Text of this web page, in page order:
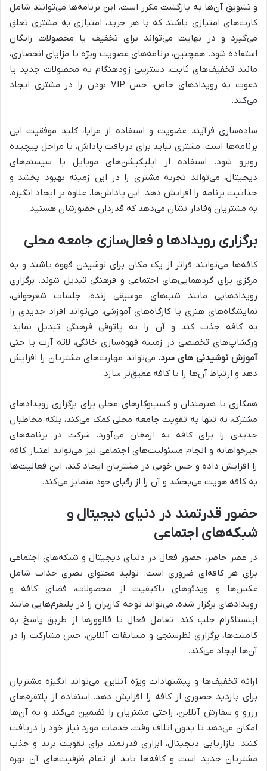
و تشویق آن‌ها به بازگشت مکرر است. این برنامه‌ها می‌توانند شامل
کارت‌های امتیازی باشند که با هر خرید، امتیازی به مشتری تعلق
می‌گیرد و در نهایت می‌تواند برای تخفیف یا محصولات رایگان
استفاده شود. همچنین، برنامه‌های عضویت ویژه با مزایای انحصاری،
مانند تخفیف‌های ثابت، دسترسی زودهنگام به محصولات جدید یا
دعوت به رویدادهای خاص، حس VIP بودن را در مشتری ایجاد
می‌کند.
ساده‌سازی فرآیند عضویت و استفاده از مزایا، کلید موفقیت این
برنامه‌ها است. مشتری نباید برای دریافت پاداش، با مراحل پیچیده
روبرو شود. استفاده از اپلیکیشن‌های موبایل یا سیستم‌های
دیجیتال، می‌تواند تجربه مشتری را در این زمینه بهبود بخشد و
جذابیت برنامه را افزایش دهد. این پاداش‌ها، علاوه بر ایجاد انگیزه،
به مشتریان وفادار نشان می‌دهد که قدردان حضورشان هستید.
برگزاری رویدادها و فعال‌سازی جامعه محلی
کافه‌ها می‌توانند فراتر از یک مکان برای نوشیدن قهوه باشند و به
مرکزی برای گردهمایی‌های اجتماعی و فرهنگی تبدیل شوند. برگزاری
رویدادهایی مانند شب‌های موسیقی زنده، جلسات شعرخوانی،
نمایشگاه‌های هنری یا کارگاه‌های آموزشی، می‌تواند افراد جدیدی را
به کافه جذب کند و آن را به پاتوقی فرهنگی تبدیل نماید.
ورکشاپ‌های تخصصی در زمینه قهوه‌سازی خانگی، لاته آرت یا حتی
آموزش نوشیدنی های سرد، می‌تواند مهارت‌های مشتریان را افزایش
دهد و ارتباط آن‌ها را با کافه عمیق‌تر سازد.
همکاری با هنرمندان و کسب‌وکارهای محلی برای برگزاری رویدادهای
مشترک، نه تنها به تقویت جامعه محلی کمک می‌کند، بلکه مخاطبان
جدیدی را برای کافه به ارمغان می‌آورد. شرکت در برنامه‌های
خیرخواهانه و انجام مسئولیت‌های اجتماعی نیز می‌تواند اعتبار کافه
را افزایش داده و حس خوبی در مشتریان ایجاد کند. این فعالیت‌ها
به کافه هویت می‌بخشد و آن را از رقبای خود متمایز می‌کند.
حضور قدرتمند در دنیای دیجیتال و
شبکه‌های اجتماعی
در عصر حاضر، حضور فعال در دنیای دیجیتال و شبکه‌های اجتماعی
برای هر کافه‌ای ضروری است. تولید محتوای بصری جذاب شامل
عکس‌ها و ویدئوهای باکیفیت از محصولات، فضای کافه و
رویدادهای برگزار شده، می‌تواند توجه کاربران را در پلتفرم‌هایی مانند
اینستاگرام جلب کند. تعامل فعال با فالوورها از طریق پاسخ به
کامنت‌ها، برگزاری نظرسنجی و مسابقات آنلاین، حس مشارکت را در
آن‌ها ایجاد می‌کند.
ارائه تخفیف‌ها و پیشنهادات ویژه آنلاین، می‌تواند انگیزه مشتریان
برای بازدید حضوری از کافه را افزایش دهد. استفاده از پلتفرم‌های
رزرو و سفارش آنلاین، راحتی مشتریان را تضمین می‌کند و به آن‌ها
امکان می‌دهد تا بدون اتلاف وقت، خدمات مورد نیاز خود را دریافت
کنند. بازاریابی دیجیتال، ابزاری قدرتمند برای تقویت برند و جذب
مشتریان جدید است و کافه‌ها باید از تمام ظرفیت‌های آن بهره